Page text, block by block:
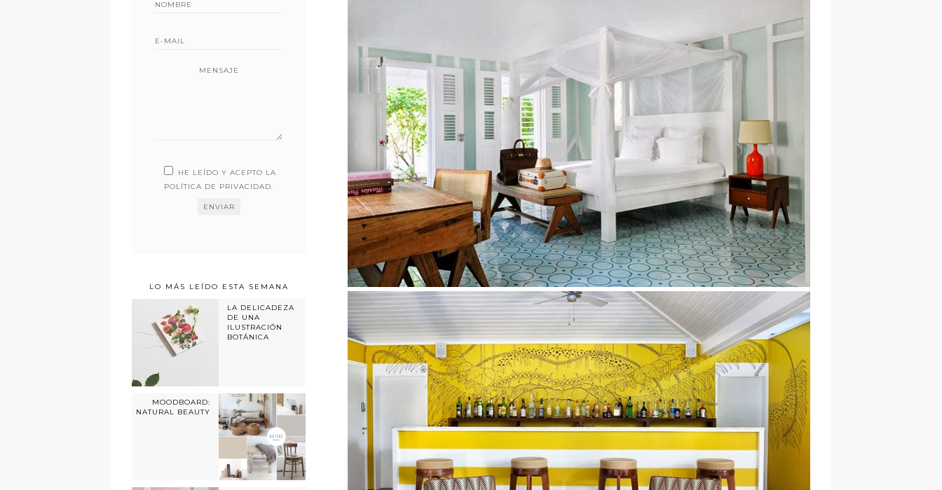
MENSAJE
HE LEÍDO Y ACEPTO LA
POLÍTICA DE PRIVACIDAD.
LO MÁS LEÍDO ESTA SEMANA
LA DELICADEZA
DE UNA
ILUSTRACIÓN
BOTÁNICA
MOODBOARD:
NATURAL BEAUTY